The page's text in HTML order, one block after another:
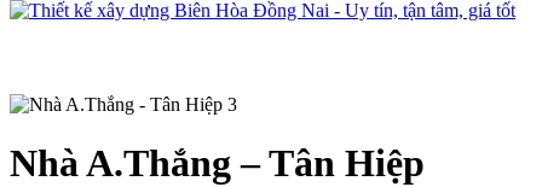
Nhà A.Thắng – Tân Hiệp